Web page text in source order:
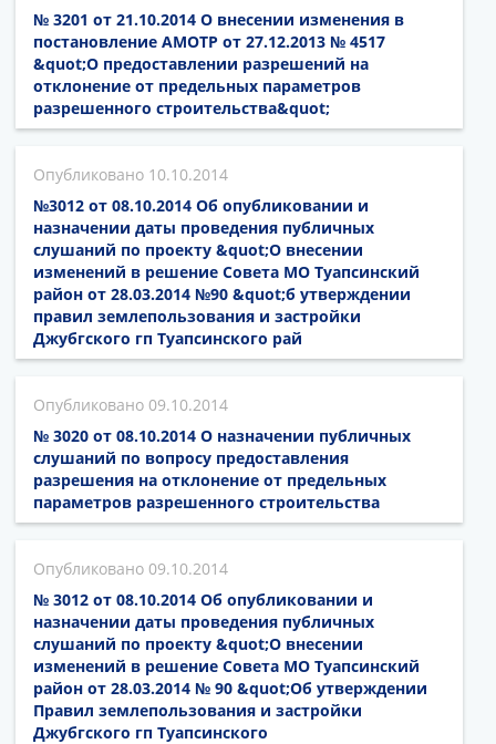
№ 3201 от 21.10.2014 О внесении изменения в
постановление АМОТР от 27.12.2013 № 4517
&quot;О предоставлении разрешений на
отклонение от предельных параметров
разрешенного строительства&quot;
10.10.2014
№3012 от 08.10.2014 Об опубликовании и
назначении даты проведения публичных
слушаний по проекту &quot;О внесении
изменений в решение Совета МО Туапсинский
район от 28.03.2014 №90 &quot;б утверждении
правил землепользования и застройки
Джубгского гп Туапсинского рай
09.10.2014
№ 3020 от 08.10.2014 О назначении публичных
слушаний по вопросу предоставления
разрешения на отклонение от предельных
параметров разрешенного строительства
09.10.2014
№ 3012 от 08.10.2014 Об опубликовании и
назначении даты проведения публичных
слушаний по проекту &quot;О внесении
изменений в решение Совета МО Туапсинский
район от 28.03.2014 № 90 &quot;Об утверждении
Правил землепользования и застройки
Джубгского гп Туапсинского